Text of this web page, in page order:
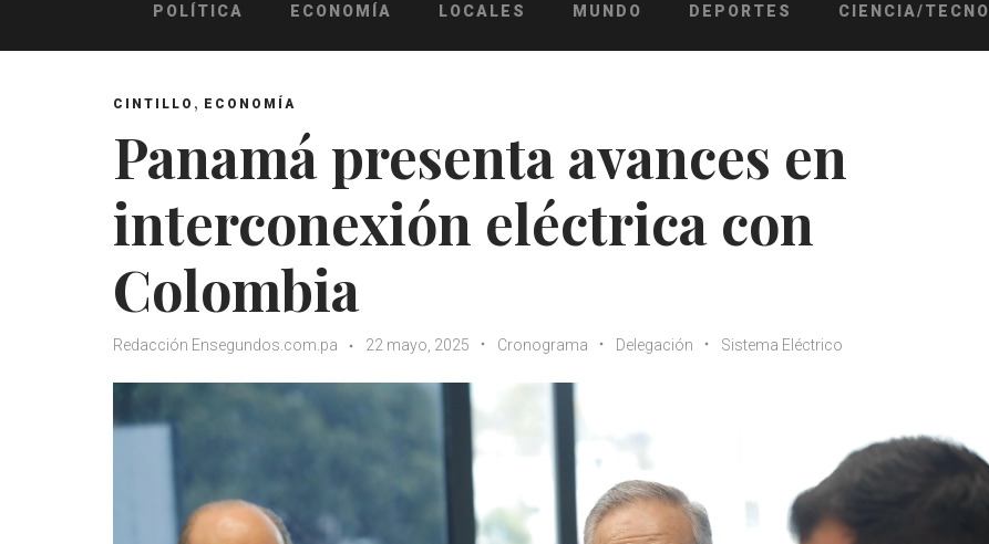
POLÍTICA ECONOMÍA LOCALES MUNDO DEPORTES CIENCIA/TECNO
CINTILLO , ECONOMÍA
Panamá presenta avances en
interconexión eléctrica con
Colombia
Redacción Ensegundos.com.pa 22 mayo, 2025 Cronograma Delegación Sistema Eléctrico